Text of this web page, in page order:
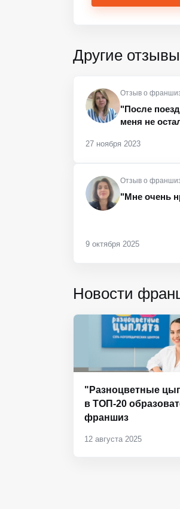
Другие
Отзыв о
"После
меня не
27 ноября 2023
Отзыв о
"Мне очень
9 октября 2025
Новости
"Разноцветные
в ТОП-20
франшиз
12 августа 2025